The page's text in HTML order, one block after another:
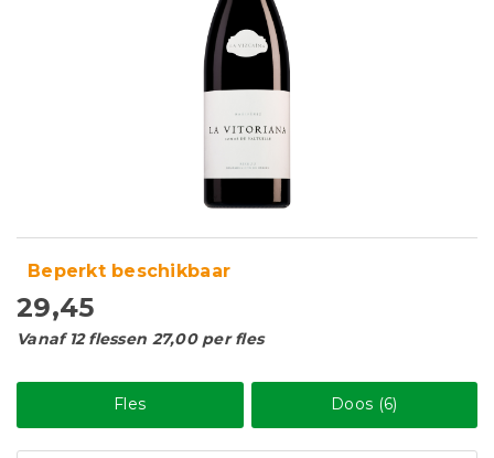
Beperkt beschikbaar
29,45
Vanaf 12 flessen 27,00 per fles
Fles Doos (6)